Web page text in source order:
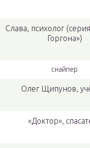
Слава, психолог
Горгона»)
снайпер
Олег Щипунов,
«Доктор»,